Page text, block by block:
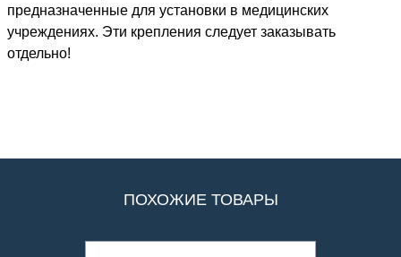
предназначенные для установки в медицинских
учреждениях. Эти крепления следует заказывать
отдельно!
ПОХОЖИЕ ТОВАРЫ